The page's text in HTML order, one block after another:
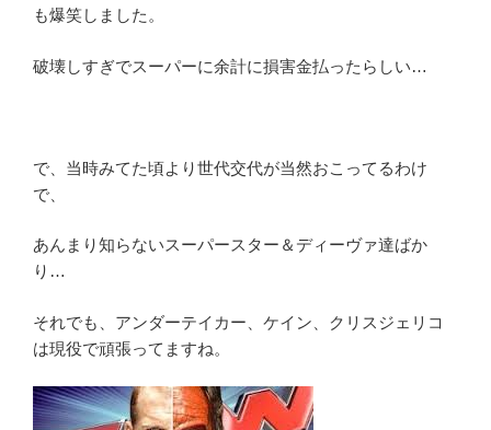
も爆笑しました。
破壊しすぎでスーパーに余計に損害金払ったらしい…
で、当時みてた頃より世代交代が当然おこってるわけ
で、
あんまり知らないスーパースター＆ディーヴァ達ばか
り…
それでも、アンダーテイカー、ケイン、クリスジェリコ
は現役で頑張ってますね。